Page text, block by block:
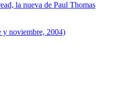
la nueva de Paul Thomas
noviembre, 2004)